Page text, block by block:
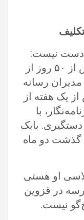
دست نیست:
ابوالحسن منتظر، با گذشت بیش از ۵۰ روز از
رسانه‌
یک هفته از
با
زمان دستگیری. بابک
گذشت دو ماه
او هستی
در قزوین
نیست.‏